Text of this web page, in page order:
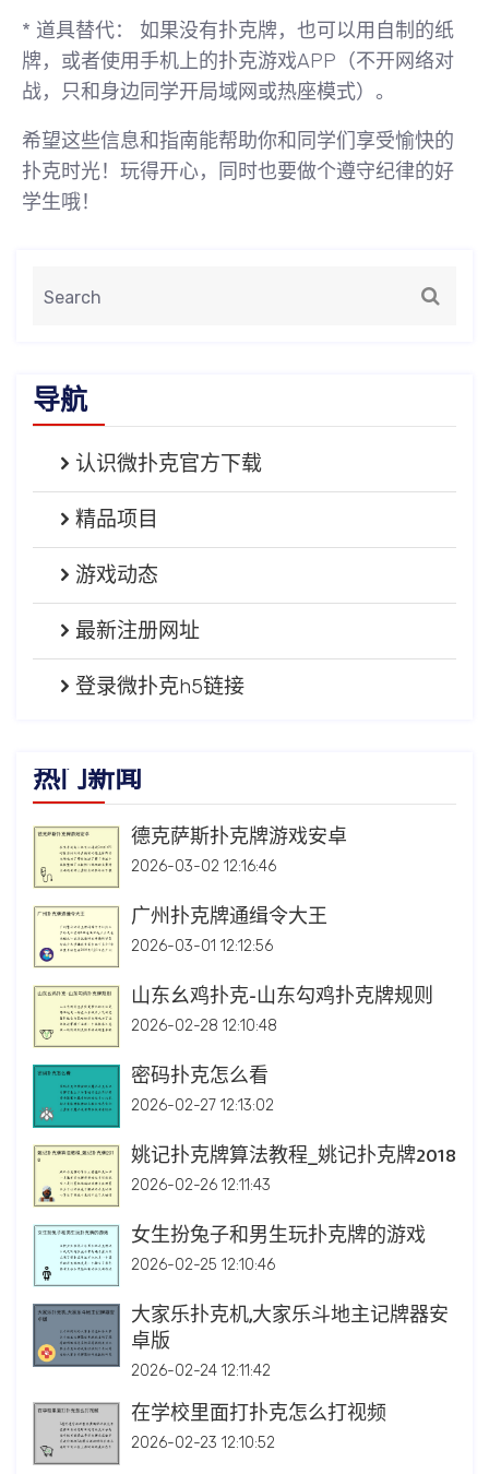
* 道具替代：
如果没有扑克牌，也可以用自制的纸
牌，或者使用手机上的扑克游戏APP（不开网络对
战，只和身边同学开局域网或热座模式）。
希望这些信息和指南能帮助你和同学们享受愉快的
扑克时光！玩得开心，同时也要做个遵守纪律的好
学生哦！
导航
认识微扑克官方下载
精品项目
游戏动态
最新注册网址
登录微扑克h5链接
热门新闻
德克萨斯扑克牌游戏安卓
2026-03-02 12:16:46
广州扑克牌通缉令大王
2026-03-01 12:12:56
山东幺鸡扑克-山东勾鸡扑克牌规则
2026-02-28 12:10:48
密码扑克怎么看
2026-02-27 12:13:02
姚记扑克牌算法教程_姚记扑克牌2018
2026-02-26 12:11:43
女生扮兔子和男生玩扑克牌的游戏
2026-02-25 12:10:46
大家乐扑克机,大家乐斗地主记牌器安
卓版
2026-02-24 12:11:42
在学校里面打扑克怎么打视频
2026-02-23 12:10:52